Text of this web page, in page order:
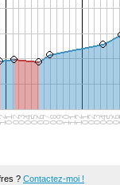
? Contactez-moi !